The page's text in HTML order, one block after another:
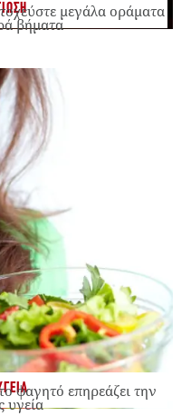
μεγάλα οράματα
βήματα
φαγητό επηρεάζει την
υγεία